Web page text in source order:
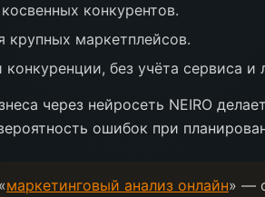
конкурентов.
крупных маркетплейсов.
без учёта сервиса и
через нейросеть NEIRO
ошибок при
маркетинговый анализ онлайн» —